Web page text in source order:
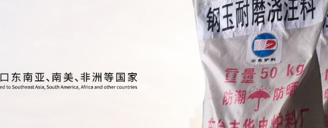
常见问答